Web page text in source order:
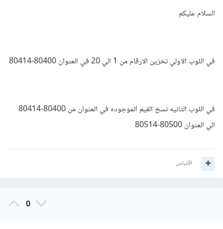
السلام عليكم
في اللوب الاولي تخزين الارقام من 1 الي 20 في العنوان 80400-80414
في اللوب التانيه نسخ القيم الموجوده في العنوان من 80400-80414
الي العنوان 80500-80514
اقتباس
0